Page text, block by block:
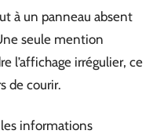
à un panneau absent
seule mention
l’affichage irrégulier, ce
de courir.
informations